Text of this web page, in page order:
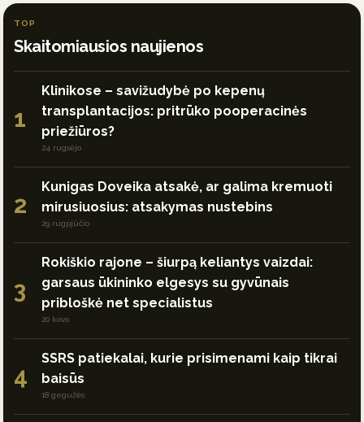
TOP
Skaitomiausios naujienos
1
Klinikose – savižudybė po kepenų
transplantacijos: pritrūko pooperacinės
priežiūros?
24 rugsėjo
2
Kunigas Doveika atsakė, ar galima kremuoti
mirusiuosius: atsakymas nustebins
29 rugpjūčio
3
Rokiškio rajone – šiurpą keliantys vaizdai:
garsaus ūkininko elgesys su gyvūnais
pribloškė net specialistus
20 kovo
4
SSRS patiekalai, kurie prisimenami kaip tikrai
baisūs
18 gegužės